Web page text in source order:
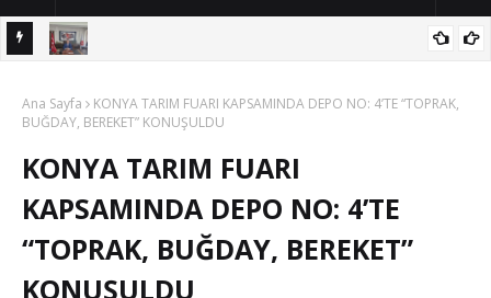
Başladı
Ana Sayfa
KONYA TARIM FUARI KAPSAMINDA DEPO NO: 4’TE “TOPRAK,
BUĞDAY, BEREKET” KONUŞULDU
KONYA TARIM FUARI
KAPSAMINDA DEPO NO: 4’TE
“TOPRAK, BUĞDAY, BEREKET”
KONUŞULDU